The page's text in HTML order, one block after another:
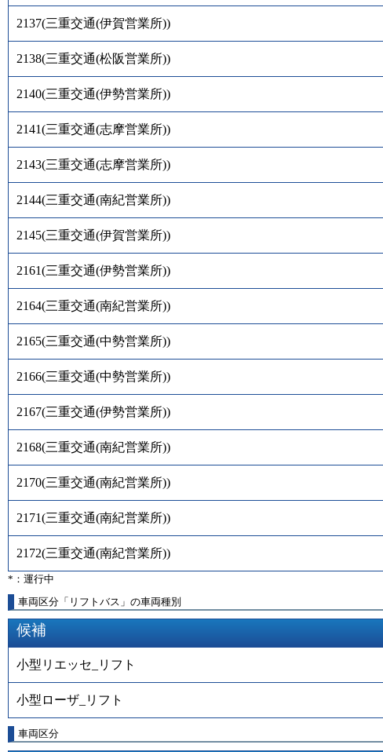
2137(三重交通(伊賀営業所))
2138(三重交通(松阪営業所))
2140(三重交通(伊勢営業所))
2141(三重交通(志摩営業所))
2143(三重交通(志摩営業所))
2144(三重交通(南紀営業所))
2145(三重交通(伊賀営業所))
2161(三重交通(伊勢営業所))
2164(三重交通(南紀営業所))
2165(三重交通(中勢営業所))
2166(三重交通(中勢営業所))
2167(三重交通(伊勢営業所))
2168(三重交通(南紀営業所))
2170(三重交通(南紀営業所))
2171(三重交通(南紀営業所))
2172(三重交通(南紀営業所))
*：運行中
車両区分「リフトバス」の車両種別
候補
小型リエッセ_リフト
小型ローザ_リフト
車両区分